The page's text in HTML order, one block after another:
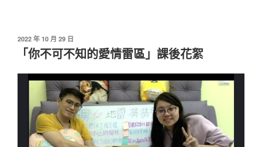
發
2022 年 10 月 29 日
「你不可不知的愛情雷區」課後花絮